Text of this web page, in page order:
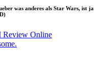
was anderes als Star Wars, ist ja
Review Online